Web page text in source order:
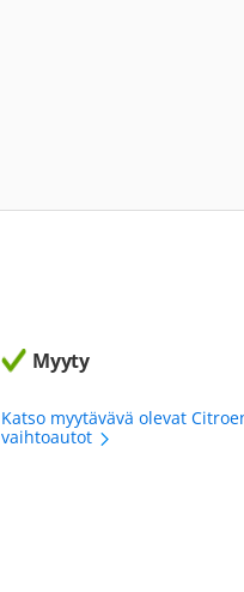
Myyty
Katso myytävävä olevat
vaihtoautot